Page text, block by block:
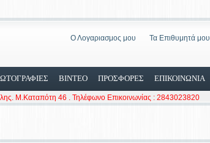
Ο Λογαριασμος μου Τα Επιθυμητά μου
ΒΙΝΤΕΟ ΠΡΟΣΦΟΡΕΣ ΕΠΙΚΟΙΝΩΝΙΑ
Μ.Καταπότη 46 . Τηλέφωνο Επικοινωνίας : 2843023820